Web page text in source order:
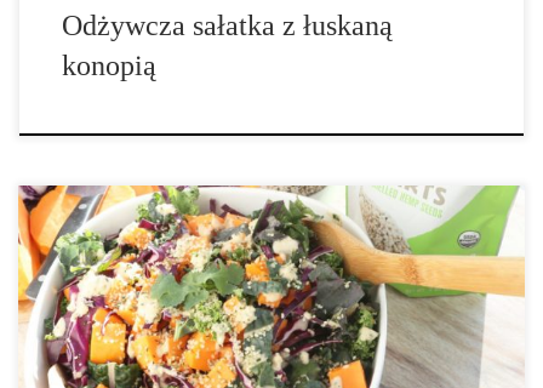
Odżywcza sałatka z łuskaną
konopią
Sałatka: 2 duże słodkie ziemniaki, upieczone i pokrojone w kostkę
6 szklanek jarmużu 2 szklanki kapusty czerwonej 1/4 szklanki
łuskanych nasion konopi Dressing: 1/3 szklanki tahini 1/3 szklanki
soku z cytryny 1 łyżka łuskanych nasion konopi 1 łyżka imbiru 1
ząbek czosnku 1 łyżka kolendry 1. Umieść wszystkie składniki na